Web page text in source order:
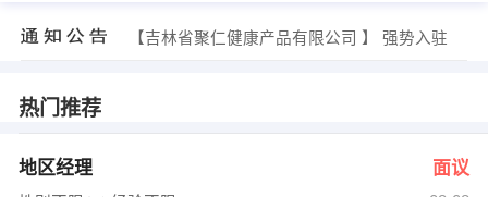
【吉林省聚仁健康产品有限公司 】 强势入驻
热门推荐
地区经理 面议